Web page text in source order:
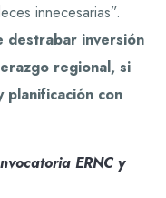
innecesarias”.
destrabar inversión
regional, si
planificación con
ERNC y